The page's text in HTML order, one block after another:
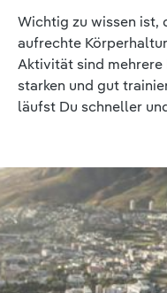
Wichtig zu wissen ist,
aufrechte
Aktivität sind mehrere
starken und gut
läufst Du schneller